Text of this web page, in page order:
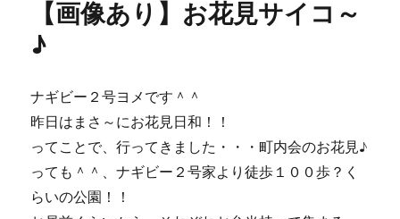
ー
Ｈ
Ａ
Ｉ
Ｒ
Ｔ
Ｈ
【画像あり】お花見サイコ～
♪
ナギビー２号ヨメです＾＾
昨日はまさ～にお花見日和！！
ってことで、行ってきました・・・町内会のお花見♪
っても＾＾、ナギビー２号家より徒歩１００歩？く
らいの公園！！